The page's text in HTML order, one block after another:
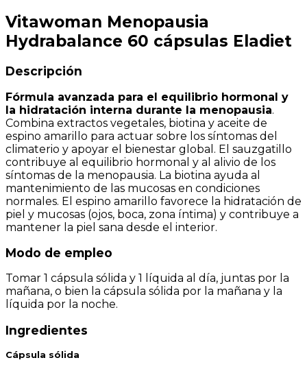
Vitawoman Menopausia
Hydrabalance 60 cápsulas Eladiet
Descripción
Fórmula avanzada para el equilibrio hormonal y
la hidratación interna durante la menopausia.
Combina extractos vegetales, biotina y aceite de
espino amarillo para actuar sobre los síntomas del
climaterio y apoyar el bienestar global. El sauzgatillo
contribuye al equilibrio hormonal y al alivio de los
síntomas de la menopausia. La biotina ayuda al
mantenimiento de las mucosas en condiciones
normales. El espino amarillo favorece la hidratación de
piel y mucosas (ojos, boca, zona íntima) y contribuye a
mantener la piel sana desde el interior.
Modo de empleo
Tomar 1 cápsula sólida y 1 líquida al día, juntas por la
mañana, o bien la cápsula sólida por la mañana y la
líquida por la noche.
Ingredientes
Cápsula sólida